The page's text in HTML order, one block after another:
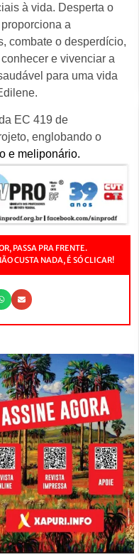
à vida. Desperta o
a
combate o desperdício,
e vivenciar a
para uma vida
EC 419 de
englobando o
e meliponário.
PASSA PRA FRENTE.
CUSTA NADA, É SÓ CLICAR!